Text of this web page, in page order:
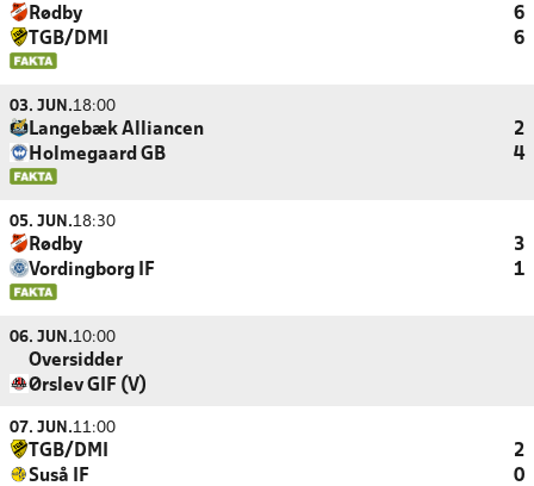
Rødby
6
TGB/DMI
6
03. JUN.18:00
Langebæk Alliancen
2
Holmegaard GB
4
05. JUN.18:30
Rødby
3
Vordingborg IF
1
06. JUN.10:00
Oversidder
Ørslev GIF (V)
07. JUN.11:00
TGB/DMI
2
Suså IF
0